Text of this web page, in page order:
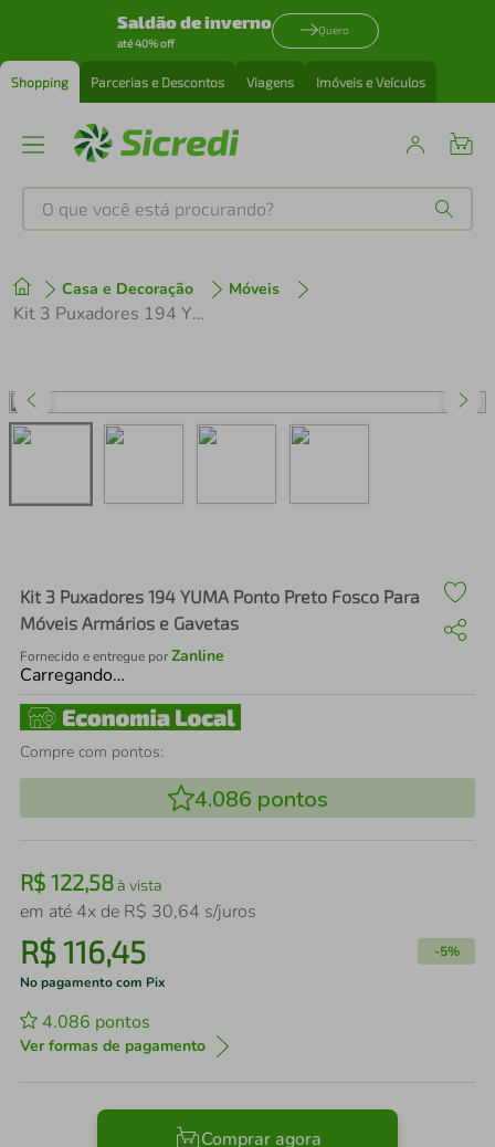
Saldão de inverno
até 40% off
Quero
Shopping Parcerias e Descontos Viagens Imóveis e Veículos
O que você está procurando?
Casa e Decoração Móveis
Kit 3 Puxadores 194 YUMA Ponto Preto Fosco Para Móveis Armários e Gavetas
Kit 3 Puxadores 194 YUMA Ponto Preto Fosco Para
Móveis Armários e Gavetas
Fornecido e entregue porZanline
Carregando…
Compre com pontos:
4.086 pontos
R$ 122,58à vista
em até 4x de R$ 30,64 s/juros
R$116,45 -5%
No pagamento com Pix
4.086 pontos
Ver formas de pagamento
Comprar agora
1º tenis
perfume